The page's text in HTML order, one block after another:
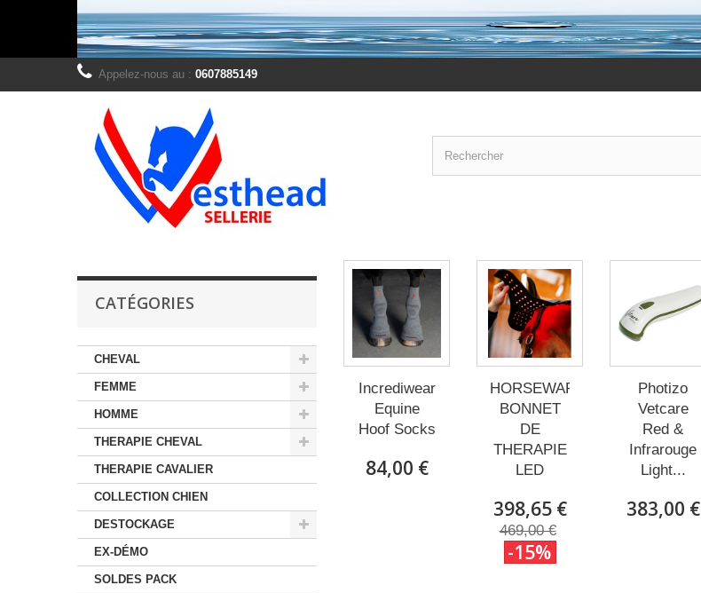
Appelez-nous au : 0607885149
CATÉGORIES
CHEVAL
FEMME
HOMME
THERAPIE CHEVAL
THERAPIE CAVALIER
COLLECTION CHIEN
DESTOCKAGE
EX-DÉMO
SOLDES PACK
Incrediwear
Equine
Hoof Socks
84,00 €
HORSEWARE
BONNET
DE
THERAPIE
LED
398,65 €
469,00 €
-15%
Photizo
Vetcare
Red &
Infrarouge
Light...
383,00 €